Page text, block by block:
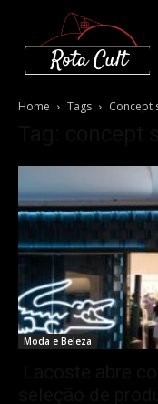
Home Tags Concept
Moda e Beleza